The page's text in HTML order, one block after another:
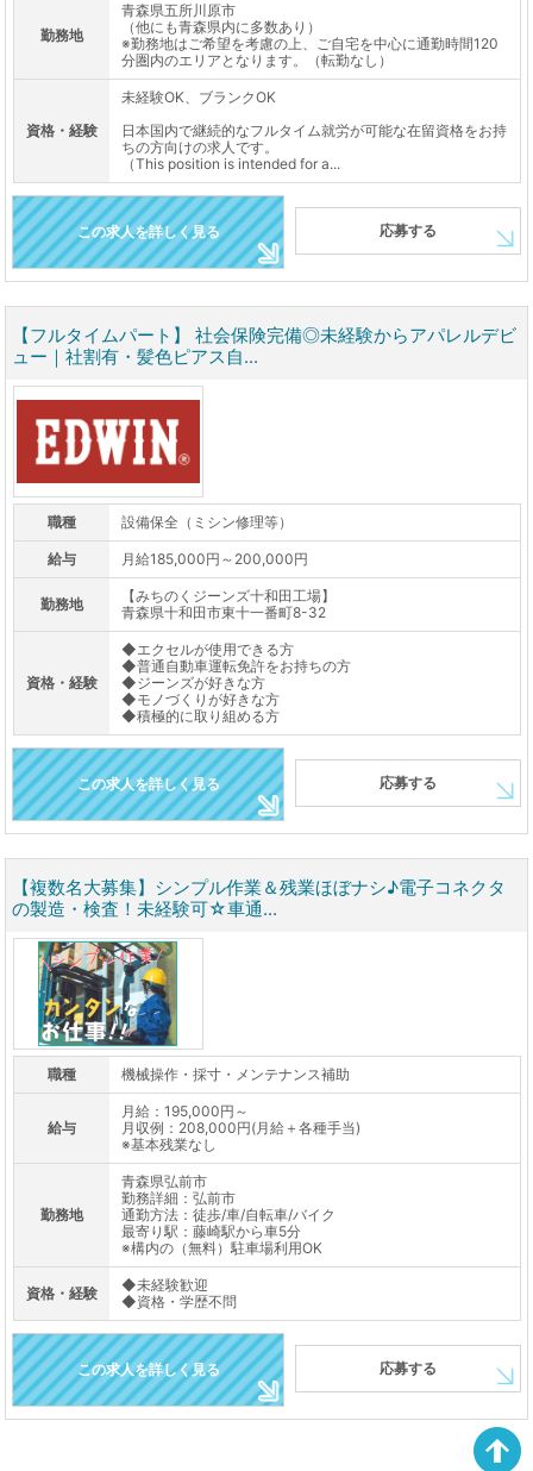
勤務地
青森県五所川原市
（他にも青森県内に多数あり）
※勤務地はご希望を考慮の上、ご自宅を中心に通勤時間120
分圏内のエリアとなります。（転勤なし）
資格・経験
未経験OK、ブランクOK
日本国内で継続的なフルタイム就労が可能な在留資格をお持
ちの方向けの求人です。
（This position is intended for a...
この求人を詳しく見る 応募する
【フルタイムパート】 社会保険完備◎未経験からアパレルデビ
ュー｜社割有・髪色ピアス自...
職種 設備保全（ミシン修理等）
給与 月給185,000円～200,000円
勤務地
【みちのくジーンズ十和田工場】
青森県十和田市東十一番町8-32
資格・経験
◆エクセルが使用できる方
◆普通自動車運転免許をお持ちの方
◆ジーンズが好きな方
◆モノづくりが好きな方
◆積極的に取り組める方
この求人を詳しく見る 応募する
【複数名大募集】シンプル作業＆残業ほぼナシ♪電子コネクタ
の製造・検査！未経験可☆車通...
職種 機械操作・採寸・メンテナンス補助
給与
月給：195,000円～
月収例：208,000円(月給＋各種手当)
※基本残業なし
勤務地
青森県弘前市
勤務詳細：弘前市
通勤方法：徒歩/車/自転車/バイク
最寄り駅：藤崎駅から車5分
※構内の（無料）駐車場利用OK
資格・経験
◆未経験歓迎
◆資格・学歴不問
この求人を詳しく見る 応募する